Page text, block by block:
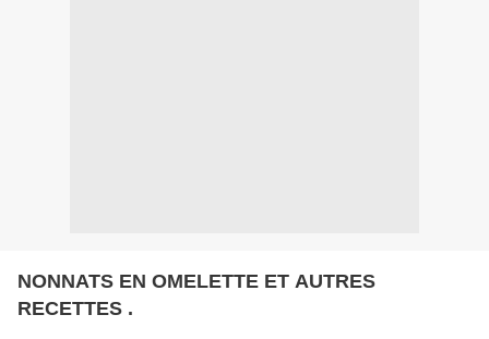
NONNATS EN OMELETTE ET AUTRES
RECETTES .